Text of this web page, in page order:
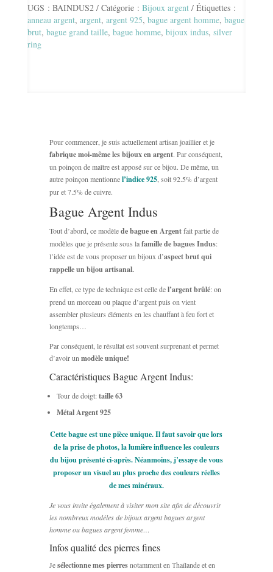
ARGENT
UGS : BAINDUS2 Catégorie : Bijoux argent
Étiquettes :
anneau argent, argent, argent 925, bague argent homme, bague
brut, bague grand taille, bague homme, bijoux indus, silver
ring
Pour commencer, je suis actuellement artisan joaillier et je
fabrique moi-même les bijoux en argent. Par conséquent,
un poinçon de maître est apposé sur ce bijou. De même, un
autre poinçon mentionnel’indice 925, soit 92.5% d’argent
pur et 7.5% de cuivre.
Bague Argent Indus
Tout d’abord, ce modèlede bague en Argentfait partie de
modèles que je présente sous lafamille de bagues Indus:
l’idée est de vous proposer un bijoux d’aspect brut qui
rappelle un bijou artisanal.
En effet, ce type de technique est celle del’argent brûlé: on
prend un morceau ou plaque d’argent puis on vient
assembler plusieurs éléments en les chauffant à feu fort et
longtemps…
Par conséquent, le résultat est souvent surprenant et permet
d’avoir unmodèle unique!
Caractéristiques Bague Argent Indus:
Tour de doigt:taille 63
Métal Argent 925
Cette bague est une pièce unique. Il faut savoir que lors
de la prise de photos, la lumière influence les couleurs
du bijou présenté ci-après. Néanmoins, j’essaye de vous
proposer un visuel au plus proche des couleurs réelles
de mes minéraux.
Je vous invite également à visiter mon site afin de découvrir
les nombreux modèles de bijoux argent bagues argent
homme ou bagues argent femme…
Infos qualité des pierres fines
Jesélectionne mes pierresnotamment en Thaïlande et en